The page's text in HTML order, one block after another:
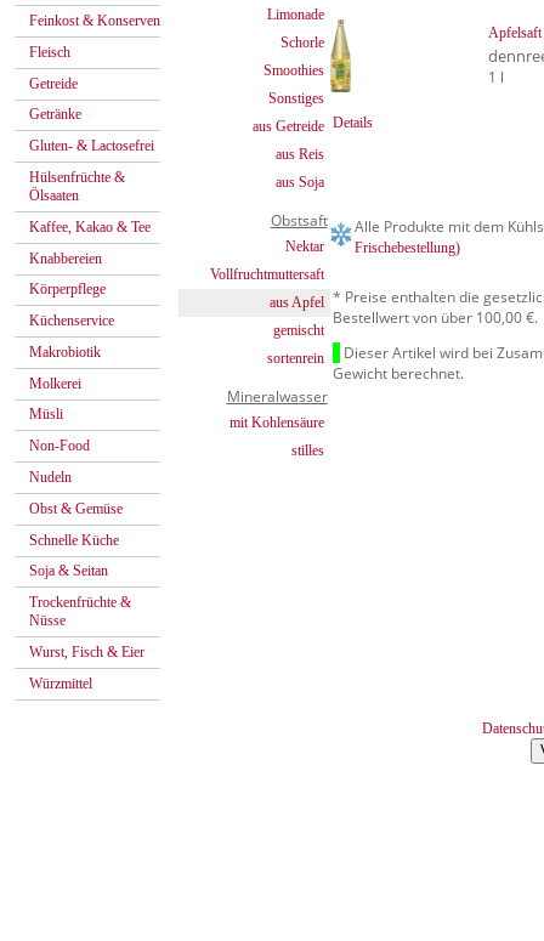
Feinkost & Konserven
Fleisch
Getreide
Getränke
Gluten- & Lactosefrei
Hülsenfrüchte &
Ölsaaten
Kaffee, Kakao & Tee
Knabbereien
Körperpflege
Küchenservice
Makrobiotik
Molkerei
Müsli
Non-Food
Nudeln
Obst & Gemüse
Schnelle Küche
Soja & Seitan
Trockenfrüchte &
Nüsse
Wurst, Fisch & Eier
Würzmittel
Limonade
Schorle
Smoothies
Sonstiges
aus Getreide
aus Reis
aus Soja
Obstsaft
Nektar
Vollfruchtmuttersaft
aus Apfel
gemischt
sortenrein
Mineralwasser
mit Kohlensäure
stilles
Details
1 l
Alle Produkte mit dem
Frischebestellung)
* Preise enthalten die
Bestellwert von über 100,00 €.
Dieser Artikel wird bei
Gewicht berechnet.